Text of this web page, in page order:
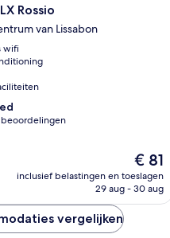
Rossio
van Lissabon
wifi
De
prijs
is
€ 81
inclusief belastingen en toeslagen
29 aug - 30 aug
vergelijken